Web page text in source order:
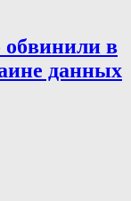
обвинили в
данных